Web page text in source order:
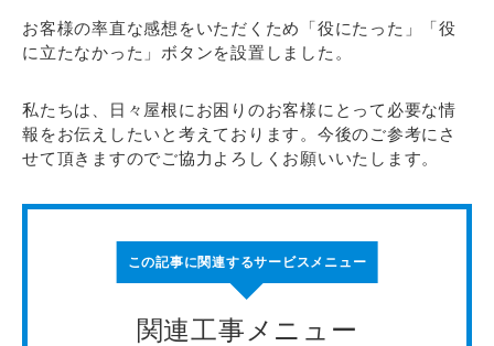
お客様の率直な感想をいただくため「役にたった」「役
に立たなかった」ボタンを設置しました。
私たちは、日々屋根にお困りのお客様にとって必要な情
報をお伝えしたいと考えております。今後のご参考にさ
せて頂きますのでご協力よろしくお願いいたします。
この記事に関連するサービスメニュー
関連工事メニュー